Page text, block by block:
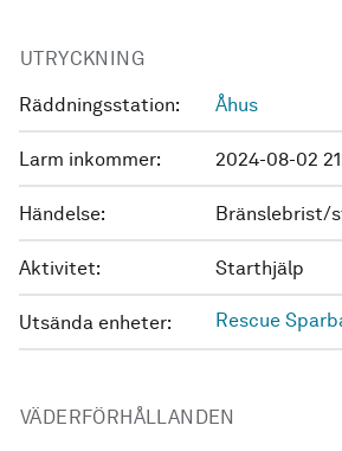
UTRYCKNING
Räddningsstation: Åhus
Larm inkommer: 2024-08-02
Händelse: Bränslebrist/
Aktivitet: Starthjälp
Utsända enheter: Rescue
VÄDERFÖRHÅLLANDEN